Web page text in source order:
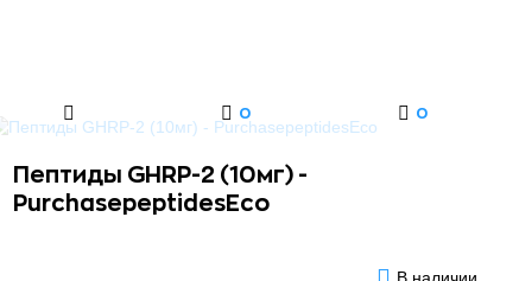
0 0
Пептиды GHRP-2 (10мг) -
PurchasepeptidesEco